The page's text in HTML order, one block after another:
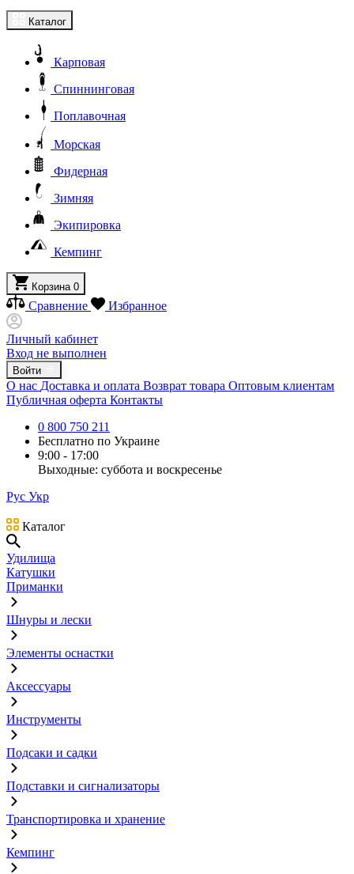
Каталог
Карповая
Спиннинговая
Поплавочная
Морская
Фидерная
Зимняя
Экипировка
Кемпинг
Корзина 0
Сравнение Избранное
Личный кабинет
Вход не выполнен
Войти
О нас Доставка и оплата Возврат товара Оптовым клиентам
Публичная оферта Контакты
0 800 750 211
Бесплатно по Украине
9:00 - 17:00
Выходные: суббота и воскресенье
Рус Укр
Каталог
Удилища
Катушки
Приманки
Шнуры и лески
Элементы оснастки
Аксессуары
Инструменты
Подсаки и садки
Подставки и сигнализаторы
Транспортировка и хранение
Кемпинг